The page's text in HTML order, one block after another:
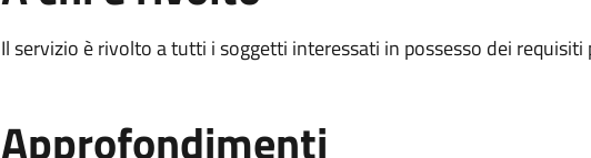
Il servizio è rivolto a tutti i soggetti interessati in possesso dei requisiti
Approfondimenti